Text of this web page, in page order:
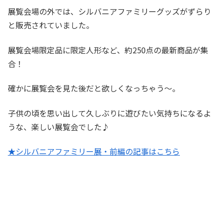
展覧会場の外では、シルバニアファミリーグッズがずらり
と販売されていました。
展覧会場限定品に限定人形など、約250点の最新商品が集
合！
確かに展覧会を見た後だと欲しくなっちゃう～。
子供の頃を思い出して久しぶりに遊びたい気持ちになるよ
うな、楽しい展覧会でした♪
★シルバニアファミリー展・前編の記事はこちら